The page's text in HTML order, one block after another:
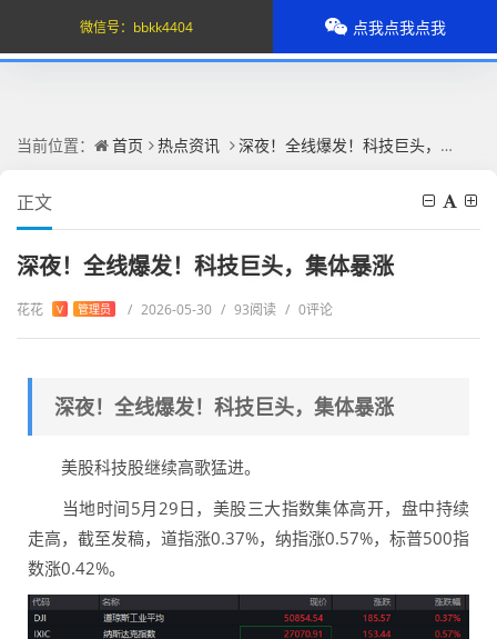
当前位置： 首页 热点资讯 深夜！全线爆发！科技巨头，集体暴涨
正文
深夜！全线爆发！科技巨头，集体暴涨
花花 V 管理员 / 2026-05-30 / 93阅读 / 0评论
深夜！全线爆发！科技巨头，集体暴涨
美股科技股继续高歌猛进。
当地时间5月29日，美股三大指数集体高开，盘中持续
走高，截至发稿，道指涨0.37%，纳指涨0.57%，标普500指
数涨0.42%。
微信号： bbkk4404 点我点我点我